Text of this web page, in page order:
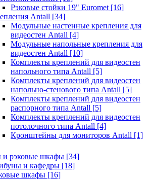
Рэковые стойки 19" Euromet [16]
Antall [34]
Модульные настенные крепления для
видеостен Antall [4]
Модульные напольные крепления для
видеостен Antall [10]
Комплекты креплений для видеостен
напольного типа Antall [5]
Комплекты креплений для видеостен
напольно-стенового типа Antall [5]
Комплекты креплений для видеостен
распорного типа Antall [5]
Комплекты креплений для видеостен
потолочного типа Antall [4]
Кронштейны для мониторов Antall [1]
и рэковые шкафы [34]
и кафедры [18]
шкафы [16]